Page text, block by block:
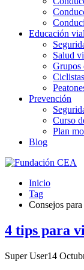
Educación vial
Salud
Grupos
Ciclistas
Prevención
Curso
Plan
Blog
Inicio
Tag
Consejos
4 tips para
Super User14